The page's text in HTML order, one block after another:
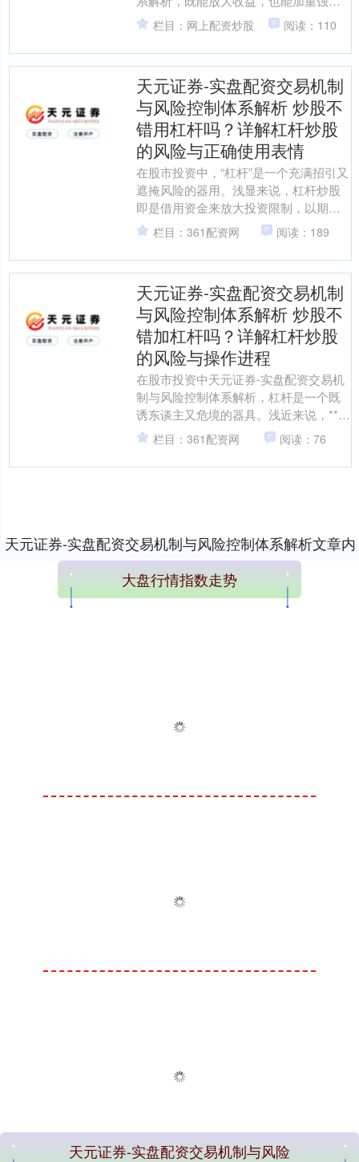
本。很多投资者被其“快速致富”的后劲眩
惑，却经常忽略了背后....
栏目：网上配资炒股 阅读：110
天元证券-实盘配资交易机制
与风险控制体系解析 炒股不
错用杠杆吗？详解杠杆炒股
的风险与正确使用表情
在股市投资中，“杠杆”是一个充满招引又
遮掩风险的器用。浅显来说，杠杆炒股
即是借用资金来放大投资限制，以期获
取更高收益。那么，炒股究竟不错用杠
杆吗？谜底是：不错，....
栏目：361配资网 阅读：189
天元证券-实盘配资交易机制
与风险控制体系解析 炒股不
错加杠杆吗？详解杠杆炒股
的风险与操作进程
在股市投资中天元证券-实盘配资交易机
制与风险控制体系解析，杠杆是一个既
诱东谈主又危境的器具。浅近来说，**炒
股如实不错加杠杆**，但这把“双刃剑”既
能放大收益，....
栏目：361配资网 阅读：76
天元证券-实盘配资交易机制与风险控制体系解析文章内
容加载完成
大盘行情指数走势
天元证券-实盘配资交易机制与风险